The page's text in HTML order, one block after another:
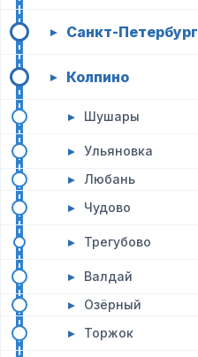
▸ Санкт-Петербург
▸ Колпино
▸ Шушары
▸ Ульяновка
▸ Любань
▸ Чудово
▸ Трегубово
▸ Валдай
▸ Озёрный
▸ Торжок